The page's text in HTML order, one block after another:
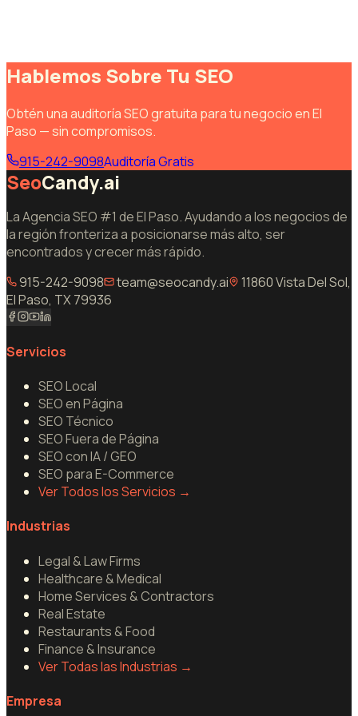
Hablemos Sobre Tu SEO
Obtén una auditoría SEO gratuita para tu negocio en El
Paso — sin compromisos.
915-242-9098Auditoría Gratis
SeoCandy.ai
La Agencia SEO #1 de El Paso. Ayudando a los negocios de
la región fronteriza a posicionarse más alto, ser
encontrados y crecer más rápido.
915-242-9098
team@seocandy.ai
11860 Vista Del Sol,
El Paso, TX 79936
Servicios
SEO Local
SEO en Página
SEO Técnico
SEO Fuera de Página
SEO con IA / GEO
SEO para E-Commerce
Ver Todos los Servicios →
Industrias
Legal & Law Firms
Healthcare & Medical
Home Services & Contractors
Real Estate
Restaurants & Food
Finance & Insurance
Ver Todas las Industrias →
Empresa